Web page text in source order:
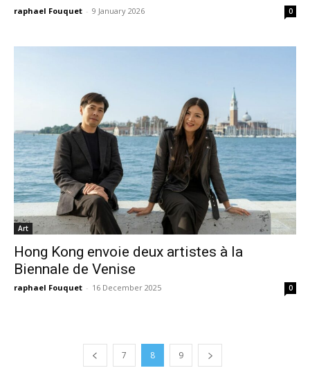
raphael Fouquet - 9 January 2026 0
Art
Hong Kong envoie deux artistes à la
Biennale de Venise
raphael Fouquet - 16 December 2025 0
7 8 9